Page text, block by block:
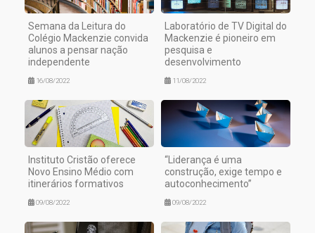
Semana da Leitura do
Colégio Mackenzie convida
alunos a pensar nação
independente
16/08/2022
Laboratório de TV Digital do
Mackenzie é pioneiro em
pesquisa e
desenvolvimento
11/08/2022
Instituto Cristão oferece
Novo Ensino Médio com
itinerários formativos
09/08/2022
“Liderança é uma
construção, exige tempo e
autoconhecimento”
09/08/2022